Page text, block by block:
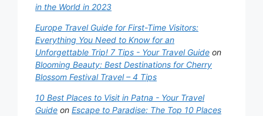
in the World in 2023
Europe Travel Guide for First-Time Visitors:
Everything You Need to Know for an
Unforgettable Trip! 7 Tips - Your Travel Guide on
Blooming Beauty: Best Destinations for Cherry
Blossom Festival Travel – 4 Tips
10 Best Places to Visit in Patna - Your Travel
Guide on Escape to Paradise: The Top 10 Places